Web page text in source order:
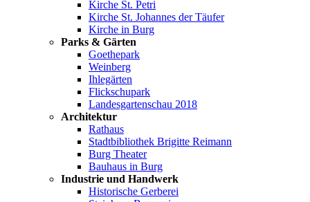
Kirche St. Petri
Kirche St. Johannes der Täufer
Kirche in Burg
Parks & Gärten
Goethepark
Weinberg
Ihlegärten
Flickschupark
Landesgartenschau 2018
Architektur
Rathaus
Stadtbibliothek Brigitte Reimann
Burg Theater
Bauhaus in Burg
Industrie und Handwerk
Historische Gerberei